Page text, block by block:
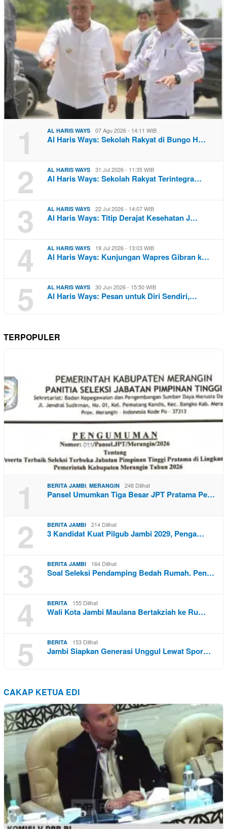
1 AL HARIS WAYS 07 Agu 2026 - 14:11 WIB
Al Haris Ways: Sekolah Rakyat di Bungo H…
2 AL HARIS WAYS 31 Jul 2026 - 11:35 WIB
Al Haris Ways: Sekolah Rakyat Terintegra…
3 AL HARIS WAYS 22 Jul 2026 - 14:07 WIB
Al Haris Ways: Titip Derajat Kesehatan J…
4 AL HARIS WAYS 19 Jul 2026 - 13:03 WIB
Al Haris Ways: Kunjungan Wapres Gibran k…
5 AL HARIS WAYS 30 Jun 2026 - 15:50 WIB
Al Haris Ways: Pesan untuk Diri Sendiri,…
TERPOPULER
1 BERITA JAMBI, MERANGIN 248 Dilihat
Pansel Umumkan Tiga Besar JPT Pratama Pe…
2 BERITA JAMBI 214 Dilihat
3 Kandidat Kuat Pilgub Jambi 2029, Penga…
3 BERITA JAMBI 164 Dilihat
Soal Seleksi Pendamping Bedah Rumah. Pen…
4 BERITA 155 Dilihat
Wali Kota Jambi Maulana Bertakziah ke Ru…
5 BERITA 153 Dilihat
Jambi Siapkan Generasi Unggul Lewat Spor…
CAKAP KETUA EDI